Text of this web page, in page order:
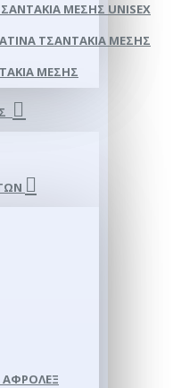
ΜΈΣΗΣ UNISEX
ΤΣΑΝΤΆΚΙΑ ΜΈΣΗΣ
ΜΈΣΗΣ
ΑΦΡΟΛΕΞ